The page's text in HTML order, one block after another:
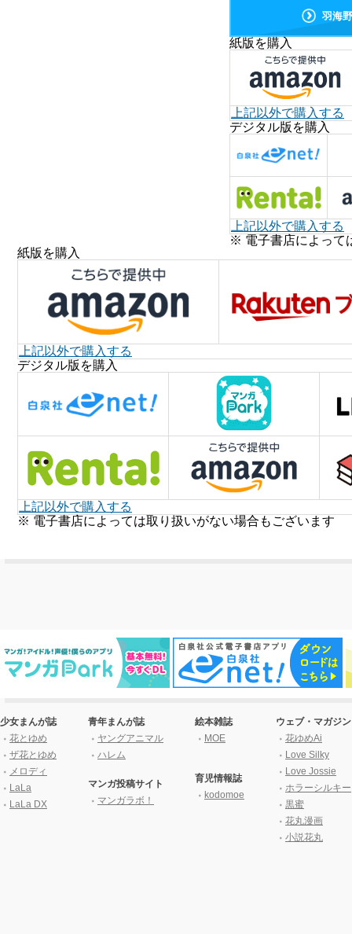
羽海
紙版を購入
上記以外で購入する
デジタル版を購入
上記以外で購入する
※ 電子書店によって
紙版を購入
上記以外で購入する
デジタル版を購入
上記以外で購入する
※ 電子書店によっては取り扱いがない場合もございます
少女まんが誌
花とゆめ
ザ花とゆめ
メロディ
LaLa
LaLa DX
青年まんが誌
ヤングアニマル
ハレム
マンガ投稿サイト
マンガラボ！
絵本雑誌
MOE
育児情報誌
kodomoe
ウェブ・マガジン
花ゆめAi
Love Silky
Love Jossie
ホラーシルキー
黒蜜
花丸漫画
小説花丸